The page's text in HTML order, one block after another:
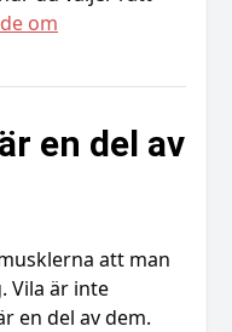
om
en del av
att man
Vila är inte
en del av dem.